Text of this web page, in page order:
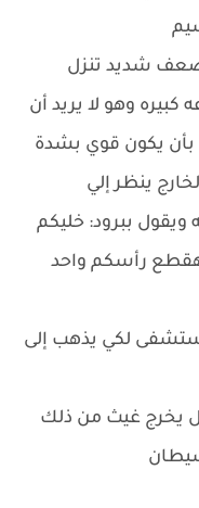
شديد تنزل
وهو لا يريد أن
يكون قوي بشدة
ينظر إلي
ويقول ببرود: خليكم
هقطع رأسكم واحد
لكي يذهب إلى
يخرج غيث من ذلك